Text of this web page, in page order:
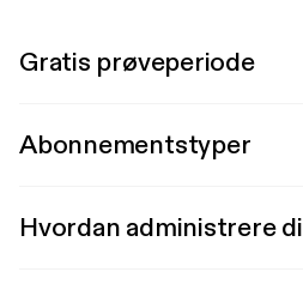
Gratis prøveperiode
Abonnementstyper
Hvordan administrere